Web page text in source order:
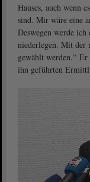
Hauses, auch wenn
sind. Mir wäre eine
Deswegen werde ich
niederlegen. Mit der
gewählt werden.“ Er
ihn geführten